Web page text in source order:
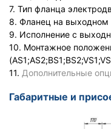
7. Тип фланца
8. Фланец на выходном
9. Исполнение с
10. Монтажное
11. Дополнительные
Габаритные и